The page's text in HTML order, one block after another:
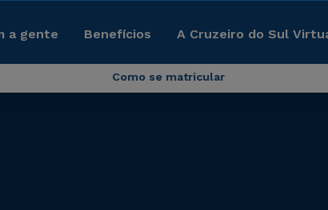
a gente Benefícios A Cruzeiro do Sul
Como se matricular